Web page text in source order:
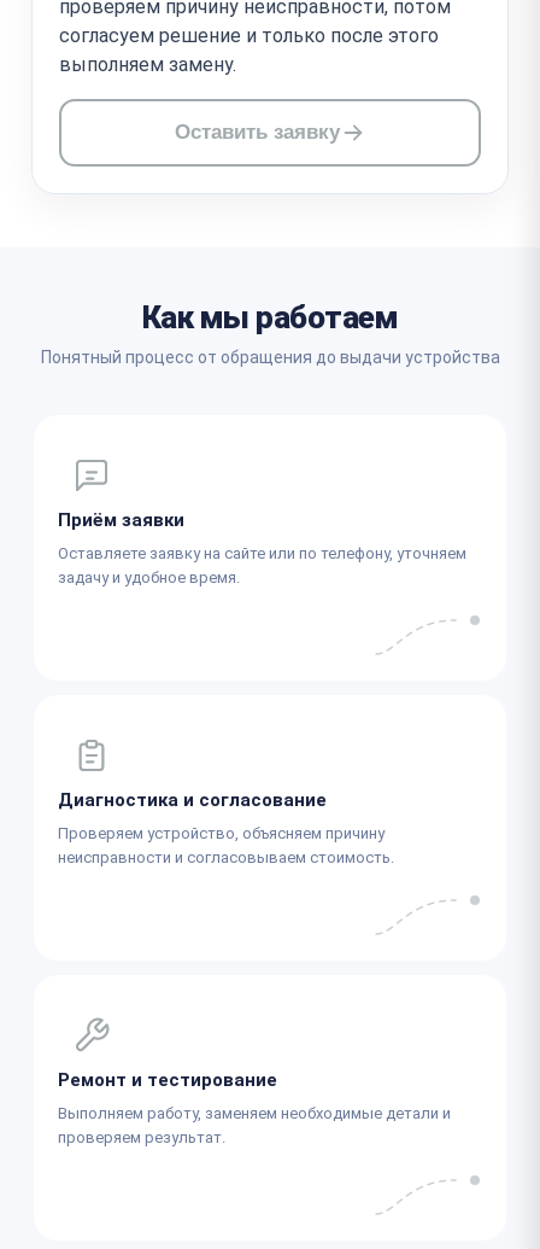
проверяем причину неисправности, потом
согласуем решение и только после этого
выполняем замену.
Оставить заявку
Как мы работаем
Понятный процесс от обращения до выдачи устройства
Приём заявки
Оставляете заявку на сайте или по телефону, уточняем
задачу и удобное время.
Диагностика и согласование
Проверяем устройство, объясняем причину
неисправности и согласовываем стоимость.
Ремонт и тестирование
Выполняем работу, заменяем необходимые детали и
проверяем результат.